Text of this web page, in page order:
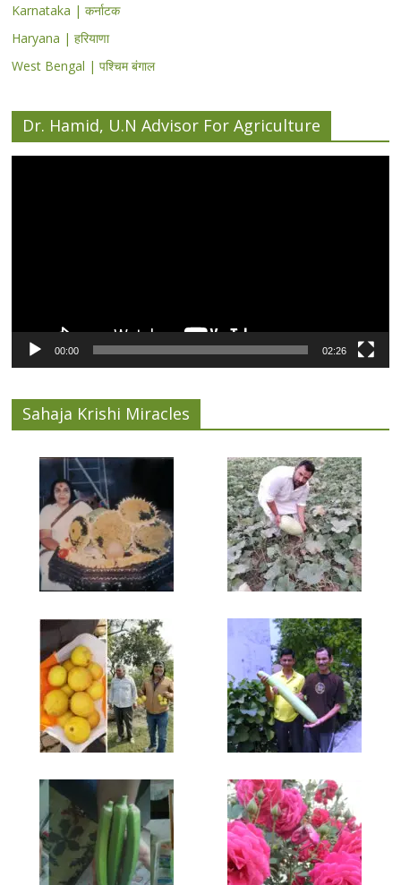
Karnataka | कर्नाटक
Haryana | हरियाणा
West Bengal | पश्चिम बंगाल
Dr. Hamid, U.N Advisor For Agriculture
00:00 02:26
Sahaja Krishi Miracles